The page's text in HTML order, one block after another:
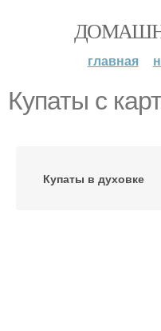
главная
Купаты с
Купаты в духовке